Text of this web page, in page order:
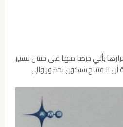
يأتي حرصا منها على حسن تسيير
الافتتاح سيكون بحضور والي